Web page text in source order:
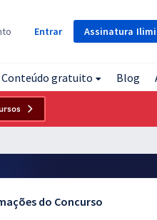
Assinatura
Entrar
Conteúdo gratuito Blog
do Concurso